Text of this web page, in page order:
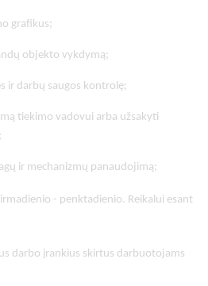
grafikus;
objekto vykdymą;
ir darbų saugos kontrolę;
tiekimo vadovui arba užsakyti
ir mechanizmų panaudojimą;
- penktadienio. Reikalui esant
darbo įrankius skirtus darbuotojams